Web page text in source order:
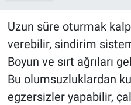
Uzun süre oturmak
verebilir, sindirim
Boyun ve sırt ağrıları
Bu olumsuzluklardan
egzersizler yapabilir,